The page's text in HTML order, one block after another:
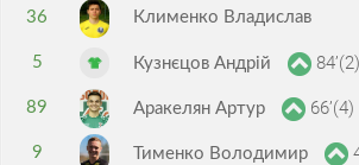
36 Клименко Владислав
5 Кузнєцов Андрій 84’(2)
89 Аракелян Артур 66’(4)
9 Тименко Володимир